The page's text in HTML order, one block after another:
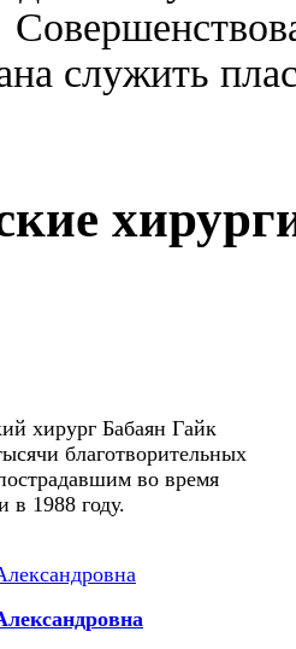
служить
хирург Бабаян Гайк
благотворительных
во время
в 1988 году.